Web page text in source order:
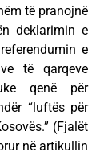
të pranojnë
deklarimin e
e
të qarqeve
qenë për
“luftës për
(Fjalët
në artikullin